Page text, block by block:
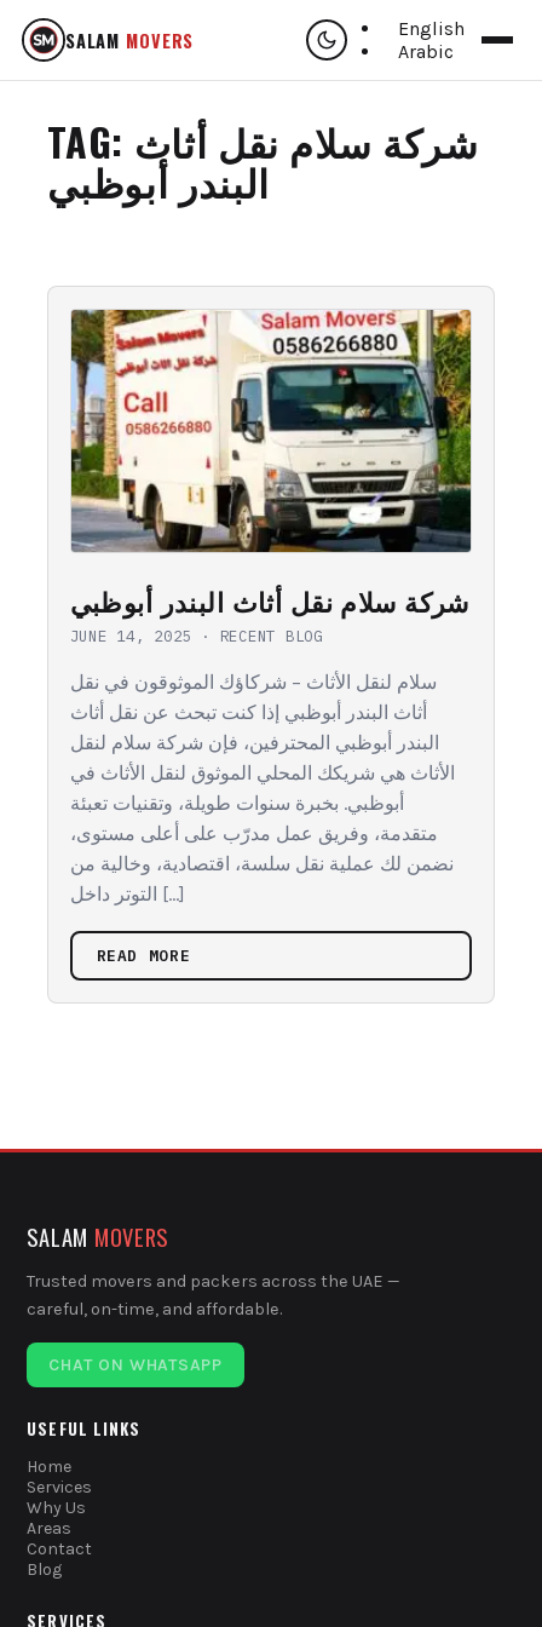
SALAM MOVERS
English
Arabic
TAG: شركة سلام نقل أثاث
البندر أبوظبي
شركة سلام نقل أثاث البندر أبوظبي
JUNE 14, 2025 · RECENT BLOG
سلام لنقل الأثاث – شركاؤك الموثوقون في نقل
أثاث البندر أبوظبي إذا كنت تبحث عن نقل أثاث
البندر أبوظبي المحترفين، فإن شركة سلام لنقل
الأثاث هي شريكك المحلي الموثوق لنقل الأثاث في
أبوظبي. بخبرة سنوات طويلة، وتقنيات تعبئة
متقدمة، وفريق عمل مدرّب على أعلى مستوى،
نضمن لك عملية نقل سلسة، اقتصادية، وخالية من
التوتر داخل […]
READ MORE
SALAM MOVERS
Trusted movers and packers across the UAE —
careful, on-time, and affordable.
CHAT ON WHATSAPP
USEFUL LINKS
Home
Services
Why Us
Areas
Contact
Blog
SERVICES